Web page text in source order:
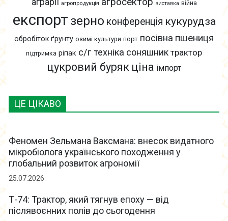
ЦЕ ЦІКАВО
Феномен Зельмана Ваксмана: внесок видатного
мікробіолога українського походження у
глобальний розвиток агрономії
25.07.2026
Т-74: Трактор, який тягнув епоху — від
післявоєнних полів до сьогодення
аграрії агропродукція виставка війна
експорт зерно конференція кукурудза
обробіток ґрунту озимі культури порт посівна пшениця
підтримка ріпак с/г техніка соняшник трактор
цукровий буряк ціна імпорт